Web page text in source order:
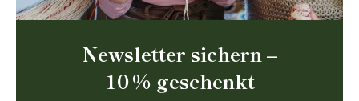
Newsletter sichern –
10 % geschenkt